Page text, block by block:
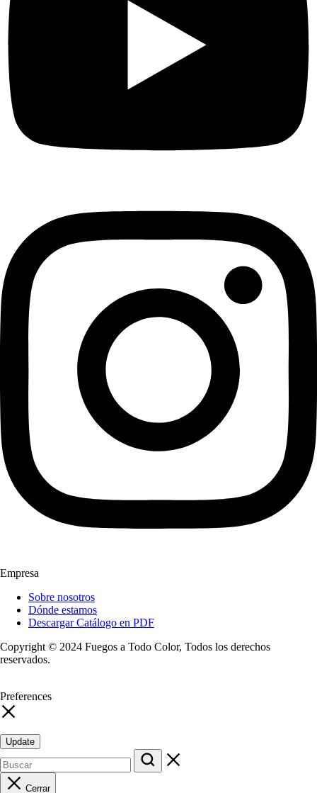
Empresa
Sobre nosotros
Dónde estamos
Descargar Catálogo en PDF
Copyright © 2024 Fuegos a Todo Color, Todos los derechos
reservados.
Preferences
Update
Cerrar